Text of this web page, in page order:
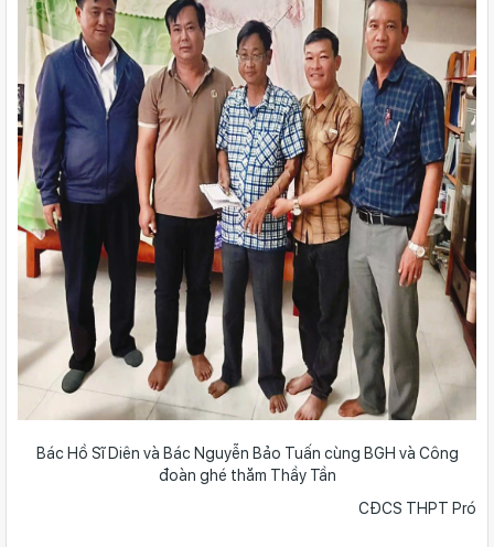
Bác Hồ Sĩ Diên và Bác Nguyễn Bảo Tuấn cùng BGH và Công
đoàn ghé thăm Thầy Tần
CĐCS THPT Pró